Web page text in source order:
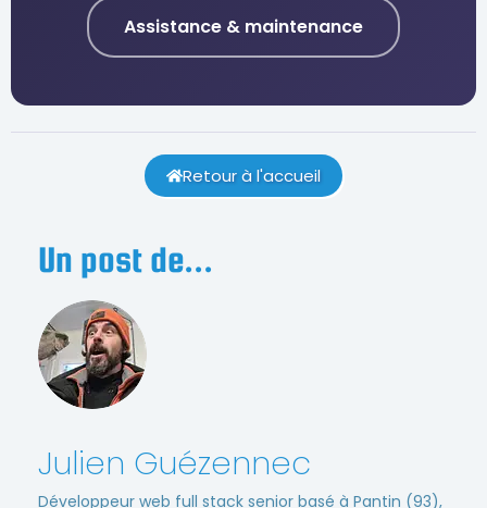
Assistance & maintenance
Retour à l'accueil
Un post de...
Julien Guézennec
Développeur web full stack senior basé à Pantin (93),